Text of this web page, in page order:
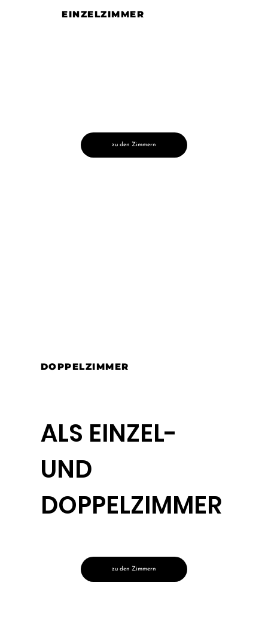
EINZELZIMMER
zu den Zimmern
DOPPELZIMMER
ALS EINZEL-
UND
DOPPELZIMMER
zu den Zimmern